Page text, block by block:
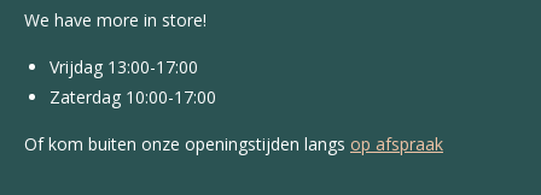
We have more in store!
Vrijdag 13:00-17:00
Zaterdag 10:00-17:00
Of kom buiten onze openingstijden langs op afspraak